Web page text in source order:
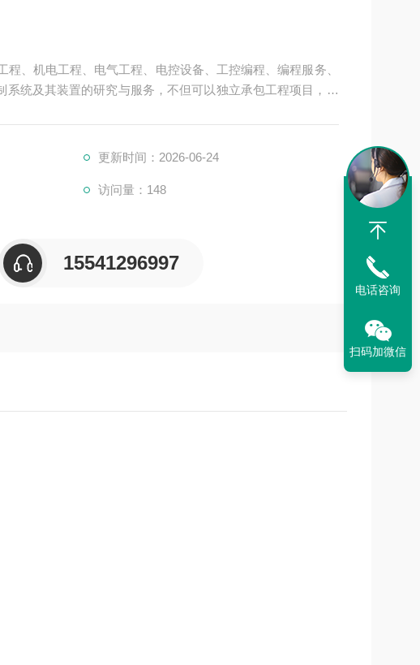
、机电工程、电气工程、电控设备、工控编程、编程服务、
系统及其装置的研究与服务，不但可以独立承包工程项目，还
更新时间：2026-06-24
访问量：148
15541296997
电话咨询
扫码加微信